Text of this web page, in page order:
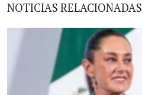
NOTICIAS RELACIONADAS